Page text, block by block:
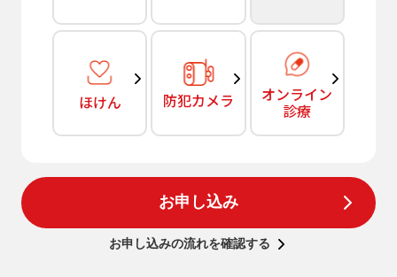
ほけん 防犯カメラ オンライン
診療
お申し込み
お申し込みの流れを確認する